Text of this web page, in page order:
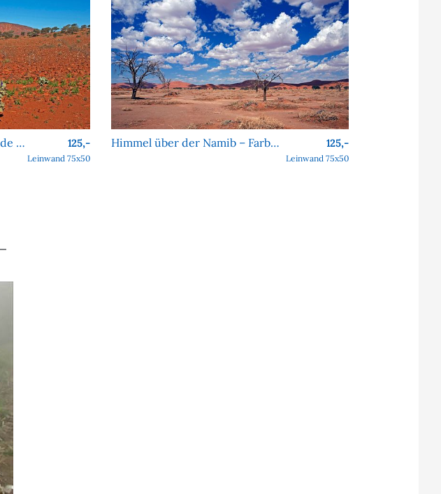
Burringurrah – Der schlafende Riese des Outbacks 125,-
Leinwand 75x50
Himmel über der Namib – Farben, Formen, Faszination 125,-
Leinwand 75x50